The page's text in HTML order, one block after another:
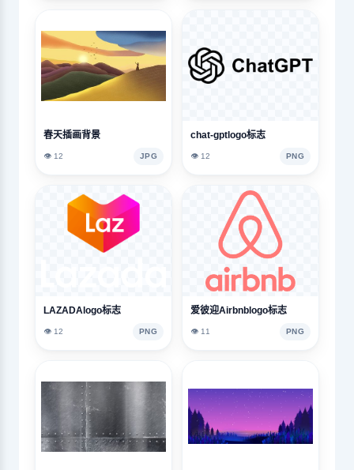
春天插画背景
👁️ 12 JPG
chat-gptlogo标志
👁️ 12 PNG
LAZADAlogo标志
👁️ 12 PNG
爱彼迎Airbnblogo标志
👁️ 11 PNG